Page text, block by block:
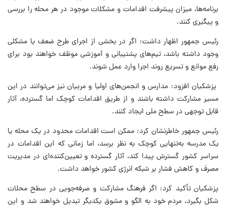
برنامه‌ها، میزان پیشرفت اقدامات و مشکلات موجود در هر محله را بررسی
و پیگیری کنند.
رئیس جمهور اظهار داشت: اگر در بخشی از اجرای طرح ضعف یا مشکلی
وجود داشته باشد، تیم‌های پشتیبانی و آموزشی موظف خواهند بود برای
رفع موانع و تسریع روند اجرا وارد عمل شوند.
پزشکیان افزود: مدارس و انجمن‌های اولیا و مربیان نیز می‌توانند در این
مسیر مشارکت داشته باشند و از طریق اقدامات کوچک اما گسترده، آثار
قابل توجهی در سطح ملی ایجاد کنند.
رئیس جمهور خاطرنشان کرد: ممکن است اقدامات محدود در یک محله یا
یک مدرسه به‌تنهایی کوچک به نظر برسد، اما زمانی که این اقدامات در
سراسر کشور گسترش پیدا کند، آثار گسترده و تعیین‌کننده‌ای در مدیریت
مصرف و کاهش فشار بر شبکه انرژی کشور خواهد داشت.
پزشکیان تأکید کرد: اگر فرهنگ مشارکت و صرفه‌جویی در سطح محلات
شکل بگیرد، مردم خود به الگو و مشوق یکدیگر تبدیل خواهند شد و این